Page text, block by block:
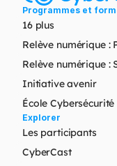
Programmes et
16 plus
Relève numérique :
Relève numérique :
Initiative avenir
École Cybersécurité
Explorer
Les participants
CyberCast